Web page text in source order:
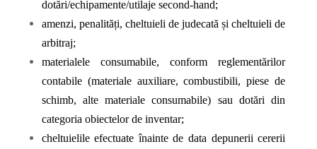
dotări/echipamente/utilaje second-hand;
amenzi, penalități, cheltuieli de judecată și cheltuieli de
arbitraj;
materialele consumabile, conform reglementărilor
contabile (materiale auxiliare, combustibili, piese de
schimb, alte materiale consumabile) sau dotări din
categoria obiectelor de inventar;
cheltuielile efectuate înainte de data depunerii cererii